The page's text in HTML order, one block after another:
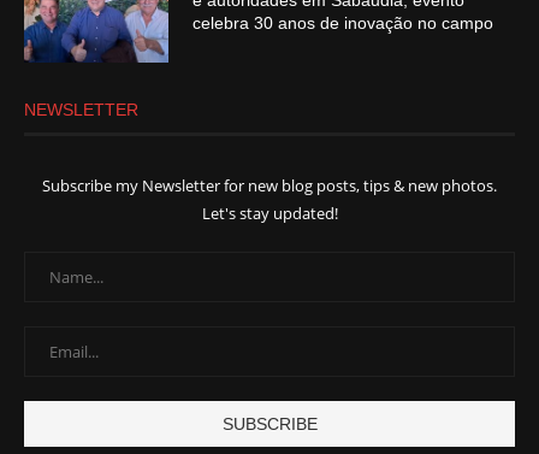
celebra 30 anos de inovação no campo
NEWSLETTER
Subscribe my Newsletter for new blog posts, tips & new photos.
Let's stay updated!